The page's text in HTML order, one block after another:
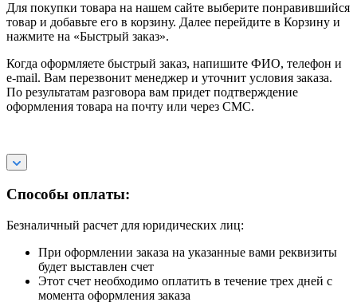
Для покупки товара на нашем сайте выберите понравившийся
товар и добавьте его в корзину. Далее перейдите в Корзину и
нажмите на «Быстрый заказ».
Когда оформляете быстрый заказ, напишите ФИО, телефон и
e-mail. Вам перезвонит менеджер и уточнит условия заказа.
По результатам разговора вам придет подтверждение
оформления товара на почту или через СМС.
Способы оплаты:
Безналичный расчет для юридических лиц:
При оформлении заказа на указанные вами реквизиты
будет выставлен счет
Этот счет необходимо оплатить в течение трех дней с
момента оформления заказа